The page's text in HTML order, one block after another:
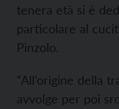
tenera età si è
particolare al
Pinzolo.
“All’origine della
avvolge per poi